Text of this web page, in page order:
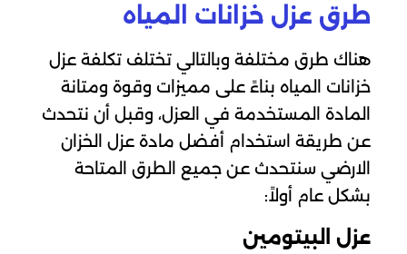
طرق عزل خزانات المياه
هناك طرق مختلفة وبالتالي تختلف تكلفة عزل
خزانات المياه بناءً على مميزات وقوة ومتانة
المادة المستخدمة في العزل، وقبل أن نتحدث
عن طريقة استخدام أفضل مادة عزل الخزان
الارضي سنتحدث عن جميع الطرق المتاحة
بشكل عام أولاً:
عزل البيتومين